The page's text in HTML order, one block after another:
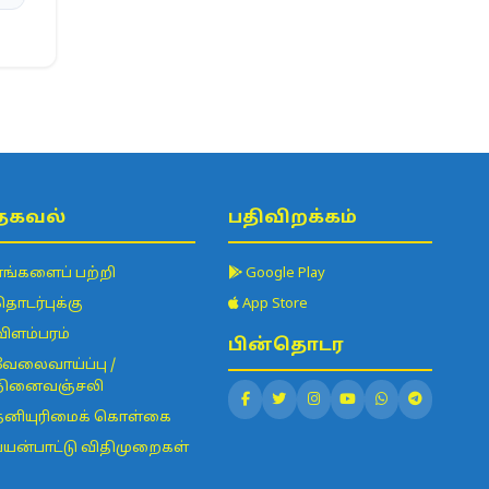
பற்றி
/
கொள்கை
விதிமுறைகள்
பதிவிறக்கம்
Google Play
App Store
பின்தொடர